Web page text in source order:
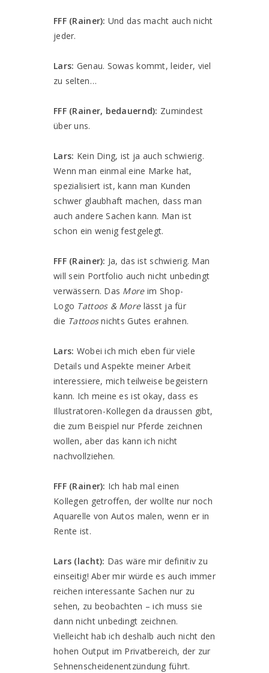
FFF (Rainer): Und das macht auch nicht
jeder.
Lars: Genau. Sowas kommt, leider, viel
zu selten…
FFF (Rainer, bedauernd): Zumindest
über uns.
Lars: Kein Ding, ist ja auch schwierig.
Wenn man einmal eine Marke hat,
spezialisiert ist, kann man Kunden
schwer glaubhaft machen, dass man
auch andere Sachen kann. Man ist
schon ein wenig festgelegt.
FFF (Rainer): Ja, das ist schwierig. Man
will sein Portfolio auch nicht unbedingt
verwässern. Das Moreim Shop-
Logo Tattoos & Morelässt ja für
die Tattoosnichts Gutes erahnen.
Lars: Wobei ich mich eben für viele
Details und Aspekte meiner Arbeit
interessiere, mich teilweise begeistern
kann. Ich meine es ist okay, dass es
Illustratoren-Kollegen da draussen gibt,
die zum Beispiel nur Pferde zeichnen
wollen, aber das kann ich nicht
nachvollziehen.
FFF (Rainer): Ich hab mal einen
Kollegen getroffen, der wollte nur noch
Aquarelle von Autos malen, wenn er in
Rente ist.
Lars (lacht): Das wäre mir definitiv zu
einseitig! Aber mir würde es auch immer
reichen interessante Sachen nur zu
sehen, zu beobachten – ich muss sie
dann nicht unbedingt zeichnen.
Vielleicht hab ich deshalb auch nicht den
hohen Output im Privatbereich, der zur
Sehnenscheidenentzündung führt.